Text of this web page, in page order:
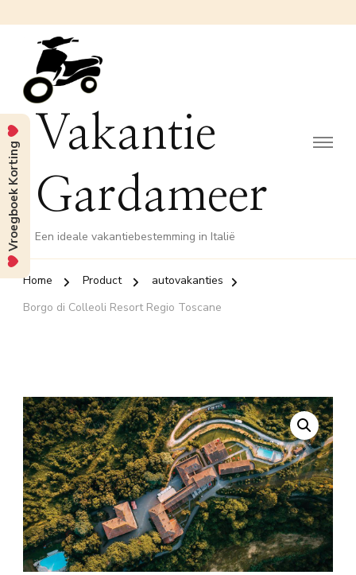
Vakantie
Gardameer
Een ideale vakantiebestemming in Italië
Home Product
autovakanties
Borgo di Colleoli Resort Regio Toscane
Vroegboek Korting